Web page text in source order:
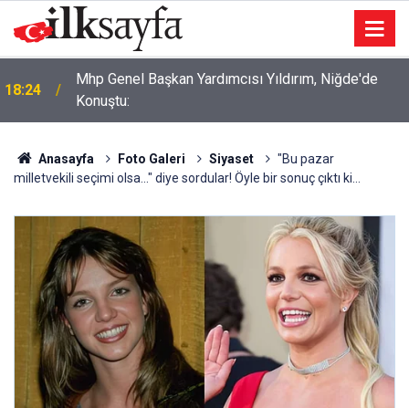
18:24
Mhp Genel Başkan Yardımcısı Yıldırım, Niğde'de
Konuştu:
Anasayfa Foto Galeri Siyaset
"Bu pazar
milletvekili seçimi olsa..." diye sordular! Öyle bir sonuç çıktı ki…